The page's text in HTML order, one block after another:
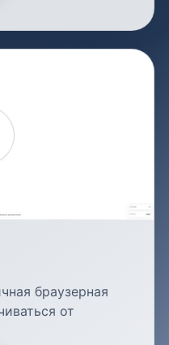
браузерная
от